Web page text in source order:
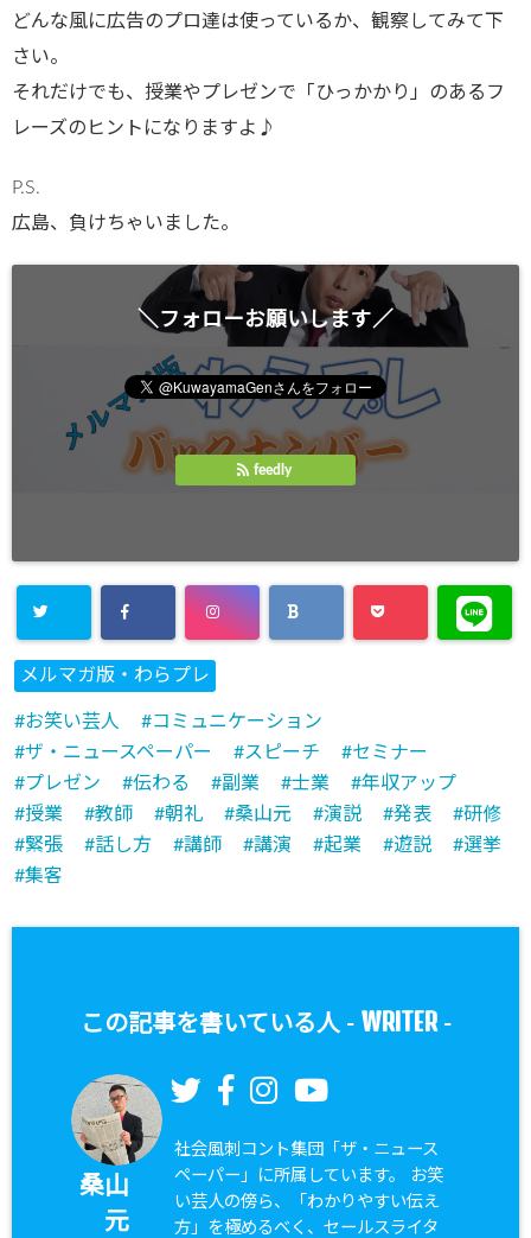
どんな風に広告のプロ達は使っているか、観察してみて下
さい。
それだけでも、授業やプレゼンで「ひっかかり」のあるフ
レーズのヒントになりますよ♪
P.S.
広島、負けちゃいました。
＼フォローお願いします／
feedly
メルマガ版・わらプレ
お笑い芸人
コミュニケーション
ザ・ニュースペーパー
スピーチ
セミナー
プレゼン
伝わる 副業 士業
年収アップ
授業
教師 朝礼 桑山元 演説 発表
研修
緊張
話し方 講師 講演 起業 遊説
選挙
集客
この記事を書いている人 - WRITER-
桑山
元
社会風刺コント集団「ザ・ニュース
ペーパー」に所属しています。 お笑
い芸人の傍ら、「わかりやすい伝え
方」を極めるべく、セールスライタ